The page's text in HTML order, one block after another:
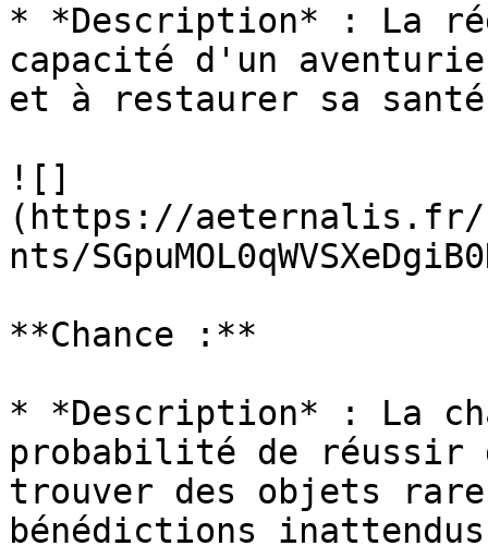
* *Description* : La
capacité d'un
et à restaurer sa
![]
(https://aeternalis.fr/
nts/
**Chance :**
* *Description* : La
probabilité de réussir
trouver des objets
bénédictions inattendus